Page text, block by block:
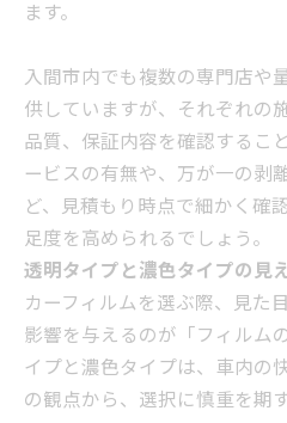
ます。
入間市内でも複数の専門店や
供していますが、それぞれの
品質、保証内容を確認するこ
ービスの有無や、万が一の剥
ど、見積もり時点で細かく確
足度を高められるでしょう。
透明タイプと濃色タイプの見
カーフィルムを選ぶ際、見た
影響を与えるのが「フィルム
イプと濃色タイプは、車内の
の観点から、選択に慎重を期